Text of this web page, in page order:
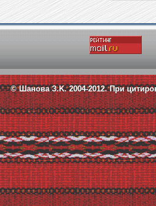
© Шанова З.K. 2004-2012.При